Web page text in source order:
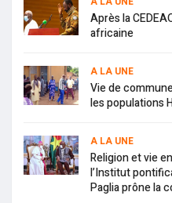
Après la
africaine
A LA UNE
Vie de
les populations
A LA UNE
Religion et vie
l’Institut
Paglia prône la